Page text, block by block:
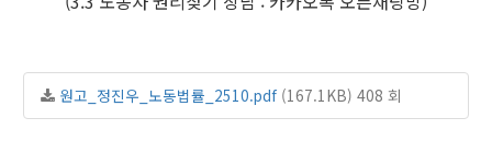
원고_정진우_노동법률_2510.pdf (167.1KB) 408 회